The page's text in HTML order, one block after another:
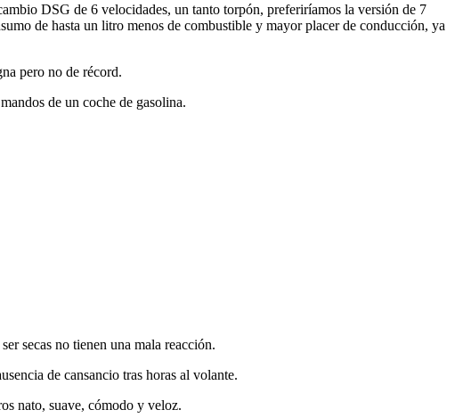
DSG de 6 velocidades, un tanto torpón, preferiríamos la versión de 7
de hasta un litro menos de combustible y mayor placer de conducción, ya
pero no de récord.
de un coche de gasolina.
secas no tienen una mala reacción.
de cansancio tras horas al volante.
nato, suave, cómodo y veloz.